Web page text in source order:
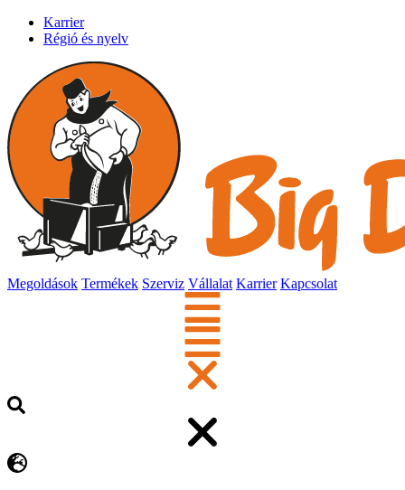
Karrier
Régió és nyelv
Megoldások Termékek Szerviz Vállalat Karrier Kapcsolat